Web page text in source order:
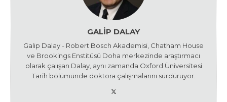
GALIP DALAY
Galip Dalay - Robert Bosch Akademisi, Chatham House
ve Brookings Enstitüsü Doha merkezinde araştırmacı
olarak çalışan Dalay, aynı zamanda Oxford Üniversitesi
Tarih bölümünde doktora çalışmalarını sürdürüyor.